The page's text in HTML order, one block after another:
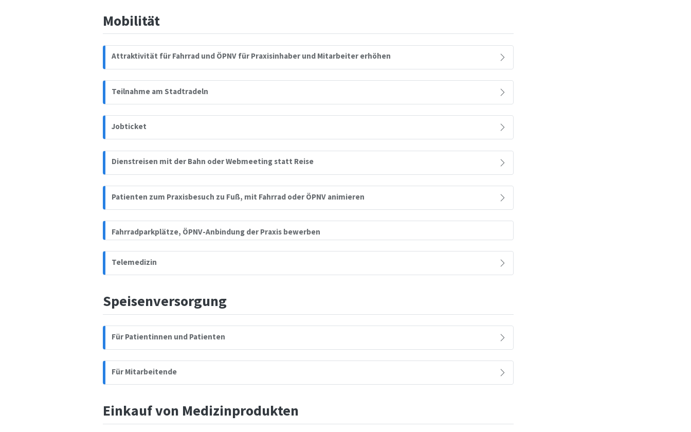
Mobilität
Attraktivität für Fahrrad und ÖPNV für Praxisinhaber und Mitarbeiter erhöhen
Teilnahme am Stadtradeln
Jobticket
Dienstreisen mit der Bahn oder Webmeeting statt Reise
Patienten zum Praxisbesuch zu Fuß, mit Fahrrad oder ÖPNV animieren
Fahrradparkplätze, ÖPNV-Anbindung der Praxis bewerben
Telemedizin
Speisenversorgung
Für Patientinnen und Patienten
Für Mitarbeitende
Einkauf von Medizinprodukten